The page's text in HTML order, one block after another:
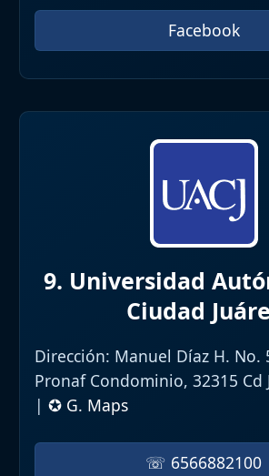
Facebook
9. Universidad
Ciudad
Dirección: Manuel Díaz H. No.
Pronaf Condominio, 32315 Cd
| ✪ G. Maps
☏ 6566882100